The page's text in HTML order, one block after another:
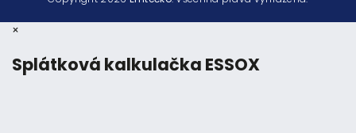
×
Splátková kalkulačka ESSOX